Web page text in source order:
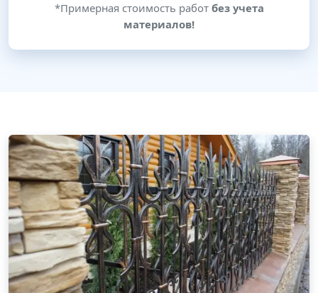
*Примерная стоимость работ без учета
материалов!